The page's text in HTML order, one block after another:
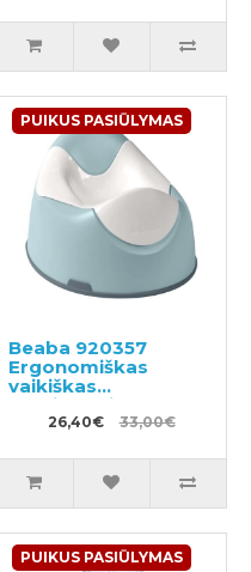
PUIKUS PASIŪLYMAS
Beaba 920357
Ergonomiškas
vaikiškas
naktipuodis
26,40€ 33,00€
PUIKUS PASIŪLYMAS